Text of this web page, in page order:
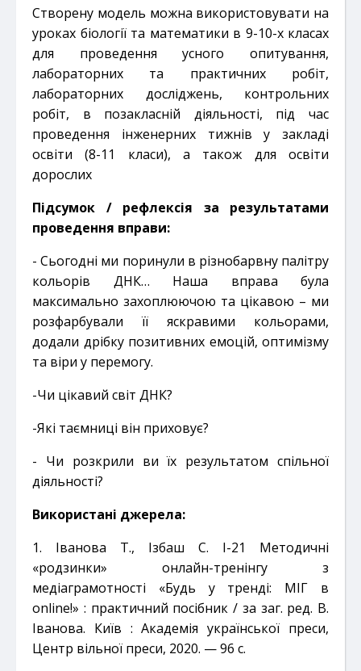
Створену модель можна використовувати на
уроках біології та математики в 9-10-х класах
для проведення усного
опитування,
лабораторних та практичних робіт,
лабораторних досліджень, контрольних
робіт, в позакласній
діяльності, під час
проведення інженерних тижнів у закладі
освіти (8-11 класи), а також для освіти
дорослих
Підсумок / рефлексія за результатами
проведення вправи:
- Сьогодні ми поринули в різнобарвну палітру
кольорів ДНК… Наша вправа була
максимально захоплюючою та цікавою – ми
розфарбували її яскравими кольорами,
додали дрібку позитивних емоцій, оптимізму
та віри у перемогу.
-Чи цікавий світ ДНК?
-Які таємниці він приховує?
- Чи розкрили ви їх результатом спільної
діяльності?
Використані джерела:
1. Іванова Т., Ізбаш С. І-21 Методичні
«родзинки» онлайн-тренінгу з
медіаграмотності «Будь у тренді: МІГ в
online!» : практичний посібник / за заг. ред. В.
Іванова. Київ : Академія української преси,
Центр вільної преси, 2020. — 96 с.